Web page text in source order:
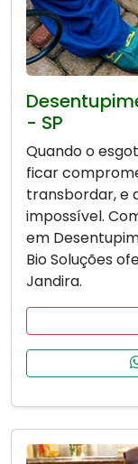
- SP
Quando o
ficar
transbordar, e
impossível.
em
Bio Soluções
Jandira.